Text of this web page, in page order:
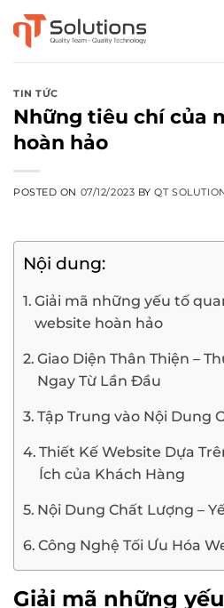
Skip
to
content
TIN TỨC
Những tiêu chí của
hoàn hảo
POSTED ON 07/12/2023 BYQT
Nội dung:
Giải mã những yếu tố
website hoàn hảo
Giao Diện Thân Thiện –
Ngay Từ Lần Đầu
Tập Trung vào Nội Dung
Thiết Kế Website Dựa
Ích của Khách Hàng
Nội Dung Chất Lượng –
Công Nghệ Tối Ưu Hóa
Giải mã những